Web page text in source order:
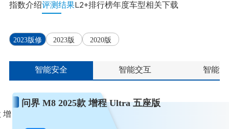
指数介绍评测结果L2+排行榜年度车型相关下载
2023版修
2023版 2020版
智能安全 智能交互 智能
问界 M8 2025款 增程 Ultra 五座版
增